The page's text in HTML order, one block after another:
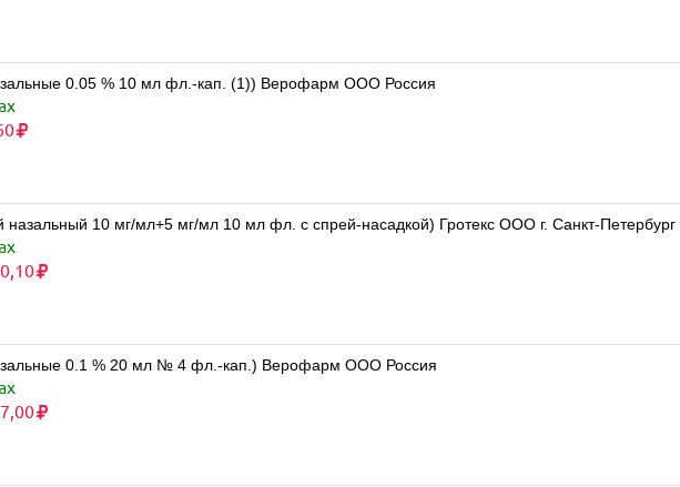
0.05 % 10 мл фл.-кап. (1)) Верофарм ООО Россия
назальный 10 мг/мл+5 мг/мл 10 мл фл. с спрей-насадкой) Гротекс ООО г. Санкт-Петербург
0.1 % 20 мл № 4 фл.-кап.) Верофарм ООО Россия